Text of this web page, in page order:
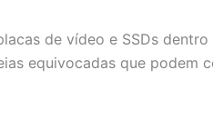
de vídeo e SSDs
equivocadas que